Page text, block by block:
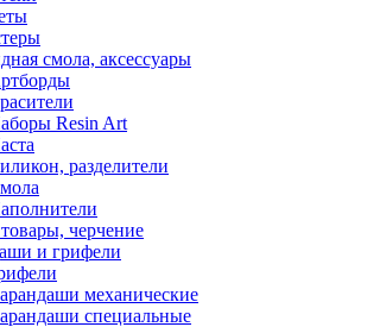
смола, аксессуары
Resin Art
разделители
черчение
и грифели
механические
специальные